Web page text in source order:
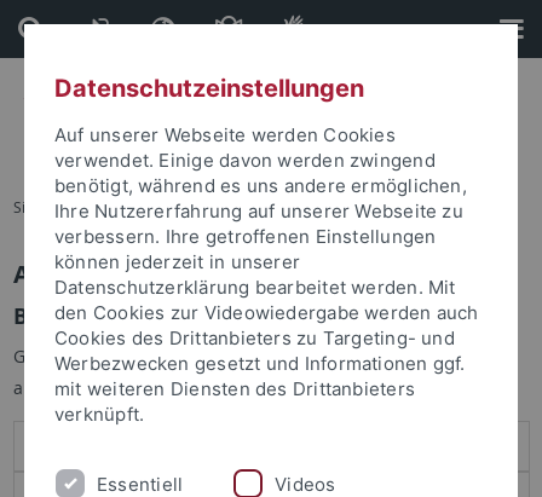
Direkt
zum
Inhalt
Direkt
zur
Fußleiste
Sie sind hier: Startseite
Anmelden
Benutzeranmeldung
Geben Sie Ihren Benutzernamen und Ihr Passwort an um sich
anzumelden:
Datenschutzeinstellungen
Auf unserer Webseite werden Cookies
verwendet. Einige davon werden zwingend
benötigt, während es uns andere ermöglichen,
Ihre Nutzererfahrung auf unserer Webseite zu
verbessern. Ihre getroffenen Einstellungen
können jederzeit in unserer
Datenschutzerklärung bearbeitet werden. Mit
den Cookies zur Videowiedergabe werden auch
Cookies des Drittanbieters zu Targeting- und
Werbezwecken gesetzt und Informationen ggf.
mit weiteren Diensten des Drittanbieters
verknüpft.
Essentiell Videos